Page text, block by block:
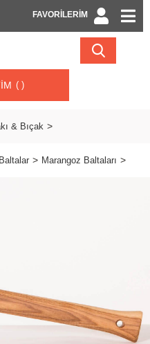
FAVORİLERİM
& Bıçak
Marangoz Baltaları